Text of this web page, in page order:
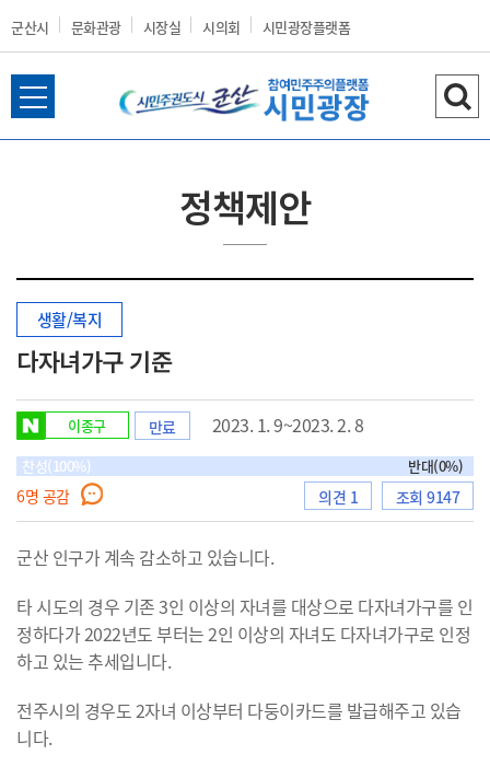
군산시 문화관광 시장실 시의회 시민광장플랫폼
군
시
홈
으
로
전
체
검
색
정책제안
생활/복지
다자녀가구 기준
이종구 만료 2023. 1. 9~2023. 2. 8
찬성(100%) 반대(0%)
6명 공감 의견 1 조회 9147
군산 인구가 계속 감소하고 있습니다.
타 시도의 경우 기존 3인 이상의 자녀를 대상으로 다자녀가구를 인
정하다가 2022년도 부터는 2인 이상의 자녀도 다자녀가구로 인정
하고 있는 추세입니다.
전주시의 경우도 2자녀 이상부터 다둥이카드를 발급해주고 있습
니다.